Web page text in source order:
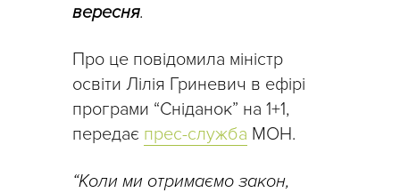
вересня.
Про це повідомила міністр
освіти Лілія Гриневич в ефірі
програми “Сніданок” на 1+1,
передає прес-служба МОН.
“Коли ми отримаємо закон,